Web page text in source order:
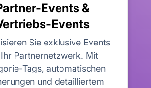
Events &
Events
Sie exklusive Events
Partnernetzwerk. Mit
Tags, automatischen
und detailliertem